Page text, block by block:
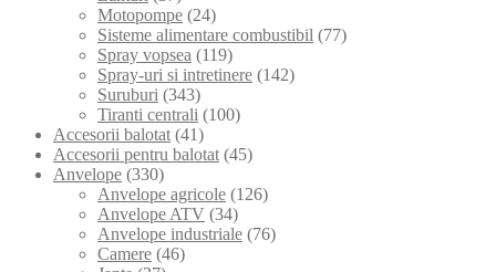
Motopompe (24)
Sisteme alimentare combustibil (77)
Spray vopsea (119)
Spray-uri si intretinere (142)
Suruburi (343)
Tiranti centrali (100)
Accesorii balotat (41)
Accesorii pentru balotat (45)
Anvelope (330)
Anvelope agricole (126)
Anvelope ATV (34)
Anvelope industriale (76)
Camere (46)